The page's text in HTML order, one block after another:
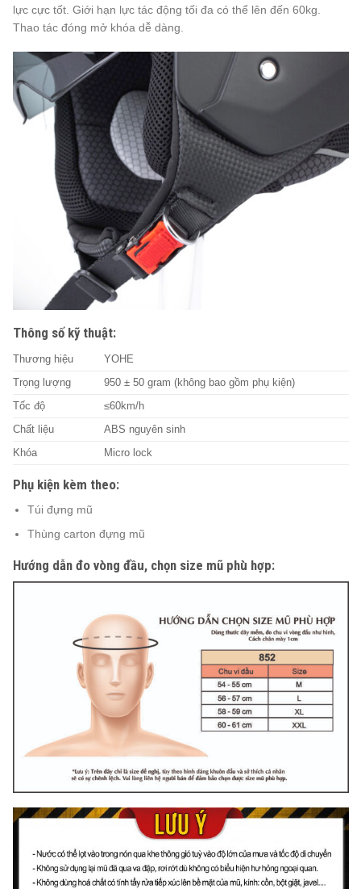
lực cực tốt. Giới hạn lực tác động tối đa có thể lên đến 60kg.
Thao tác đóng mở khóa dễ dàng.
Thông số kỹ thuật:
Thương hiệu YOHE
Trọng lượng 950 ± 50 gram (không bao gồm phụ kiện)
Tốc độ ≤60km/h
Chất liệu ABS nguyên sinh
Khóa Micro lock
Phụ kiện kèm theo:
Túi đựng mũ
Thùng carton đựng mũ
Hướng dẫn đo vòng đầu, chọn size mũ phù hợp: